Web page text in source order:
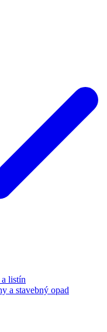
listín
a stavebný opad